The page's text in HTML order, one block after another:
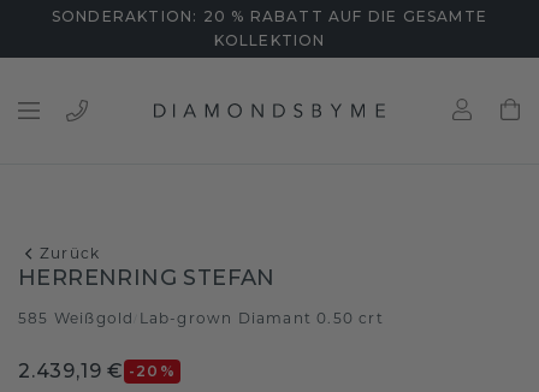
SONDERAKTION: 20 % RABATT AUF DIE GESAMTE
KOLLEKTION
Zurück
HERRENRING STEFAN
585 Weißgold Lab-grown Diamant 0.50 crt
2.439,19 € -20 %